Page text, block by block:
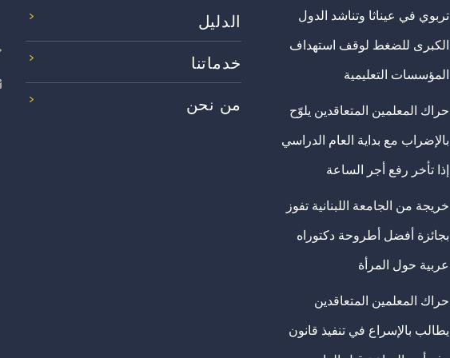
تربوي في عيناثا وتناشد الدول
الكبرى للضغط لوقف استهداف
المؤسسات التعليمية
حراك المعلمين المتعاقدين يلوّح
بالإضراب مع بداية العام الدراسي
إذا تأخر رفع أجر الساعة
خريجة من الجامعة اللبنانية تفوز
بجائزة أفضل أطروحة دكتوراه
عربية حول المرأة
حراك المعلمين المتعاقدين
يطالب بالإسراع في تنفيذ قانون
الدليل
خدماتنا
من نحن